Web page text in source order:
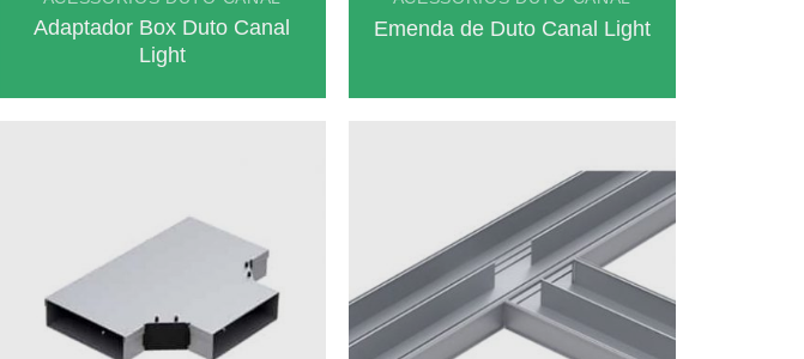
Adaptador Box Duto Canal
Light
Emenda de Duto Canal Light